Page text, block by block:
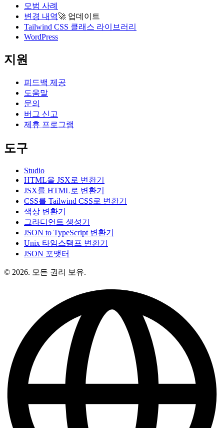
모범 사례
변경 내역🚀 업데이트
Tailwind CSS 클래스 라이브러리
WordPress
지원
피드백 제공
도움말
문의
버그 신고
제휴 프로그램
도구
Studio
HTML을 JSX로 변환기
JSX를 HTML로 변환기
CSS를 Tailwind CSS로 변환기
색상 변환기
그라디언트 생성기
JSON to TypeScript 변환기
Unix 타임스탬프 변환기
JSON 포맷터
© 2026. 모든 권리 보유.